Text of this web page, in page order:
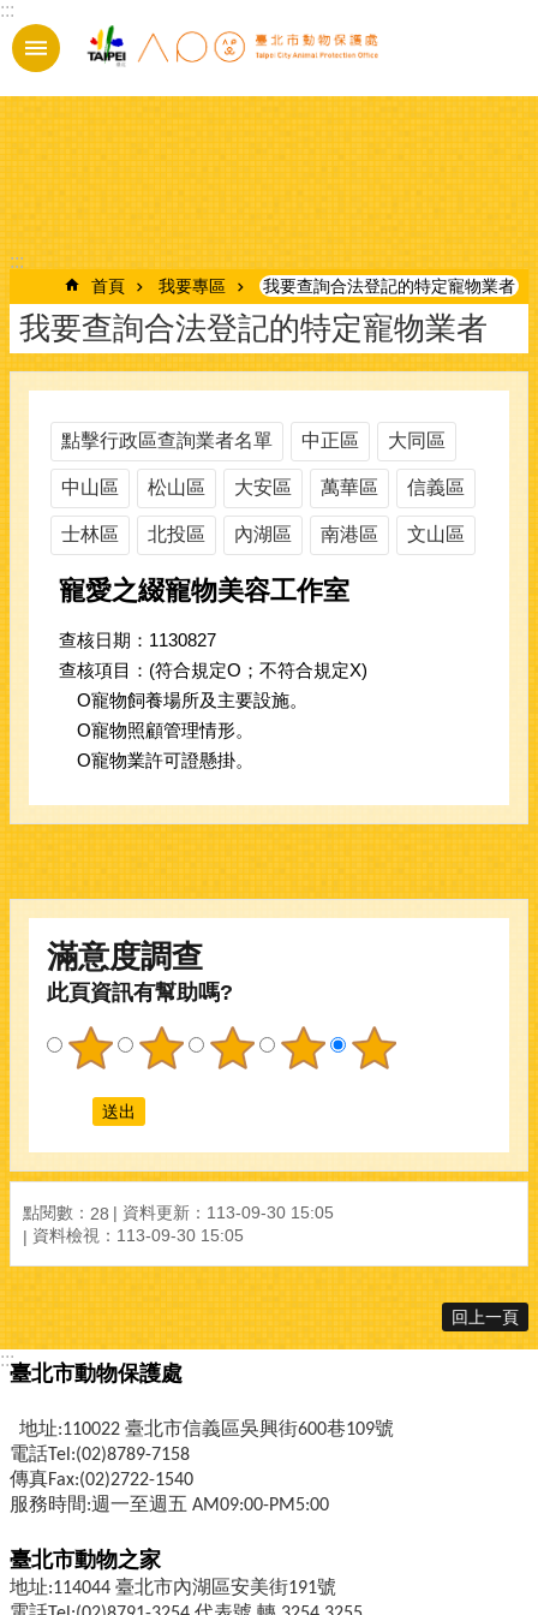
跳到主要內容區塊
:::
:::
首頁 我要專區 我要查詢合法登記的特定寵物業者
我要查詢合法登記的特定寵物業者
點擊行政區查詢業者名單 中正區 大同區
中山區 松山區 大安區 萬華區 信義區
士林區 北投區 內湖區 南港區 文山區
寵愛之綴寵物美容工作室
查核日期：1130827
查核項目：(符合規定O；不符合規定X)
O寵物飼養場所及主要設施。
O寵物照顧管理情形。
O寵物業許可證懸掛。
滿意度調查
此頁資訊有幫助嗎?
點閱數： 28 資料更新： 113-09-30 15:05
資料檢視： 113-09-30 15:05
回上一頁
:::
臺北市動物保護處
地址:110022 臺北市信義區吳興街600巷109號
電話Tel:(02)8789-7158
傳真Fax:(02)2722-1540
服務時間:週一至週五 AM09:00-PM5:00
臺北市動物之家
地址:114044 臺北市內湖區安美街191號